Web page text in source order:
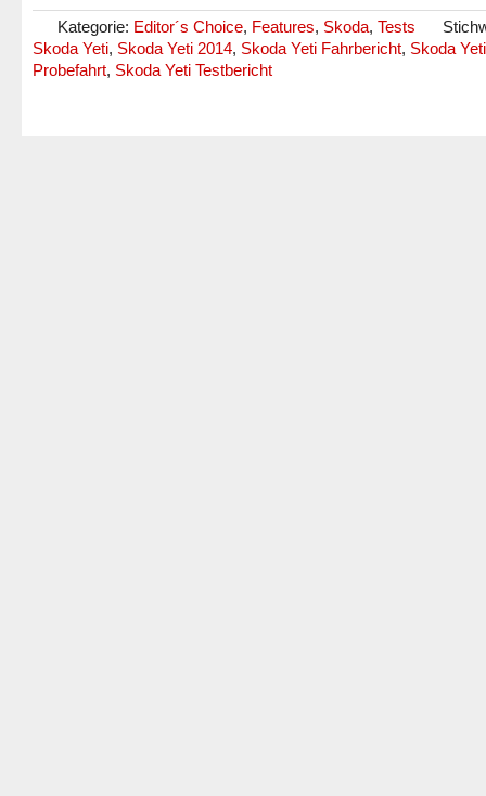
Kategorie: Editor´s Choice, Features, Skoda, Tests
Skoda Yeti, Skoda Yeti 2014, Skoda Yeti Fahrbericht, Skoda Yeti
Probefahrt, Skoda Yeti Testbericht